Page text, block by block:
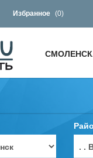
Избранное (0)
. .